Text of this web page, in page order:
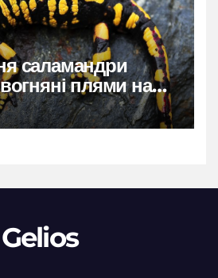
саламандри
плями на
Gelios